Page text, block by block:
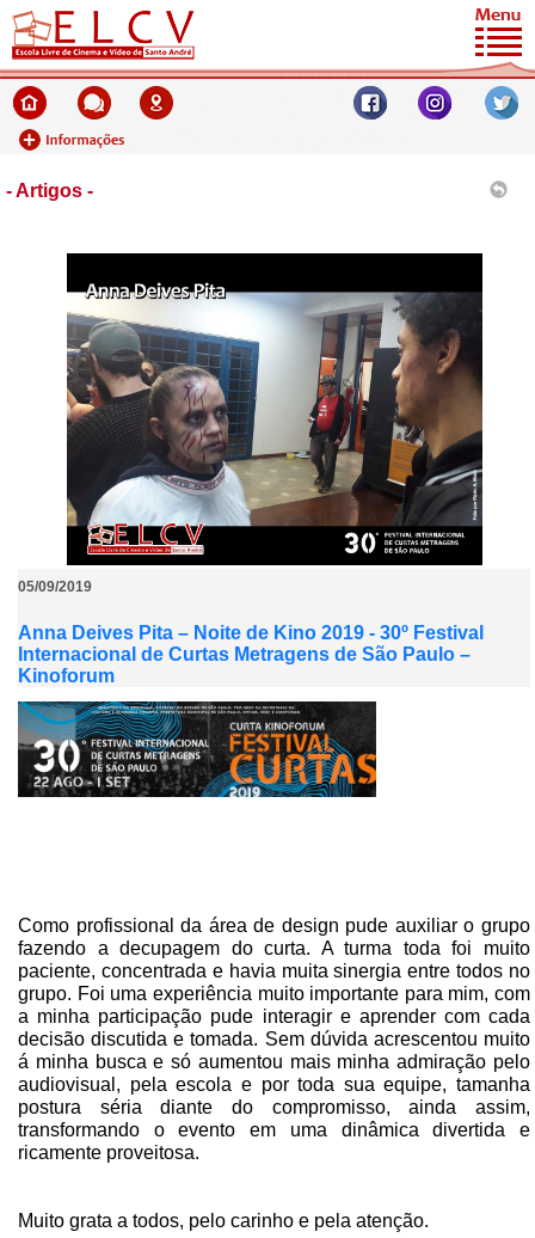
- Artigos -
05/09/2019
Anna Deives Pita – Noite de Kino 2019 - 30º Festival
Internacional de Curtas Metragens de São Paulo –
Kinoforum
Como profissional da área de design pude auxiliar o grupo
fazendo a decupagem do curta. A turma toda foi muito
paciente, concentrada e havia muita sinergia entre todos no
grupo. Foi uma experiência muito importante para mim, com
a minha participação pude interagir e aprender com cada
decisão discutida e tomada. Sem dúvida acrescentou muito
á minha busca e só aumentou mais minha admiração pelo
audiovisual, pela escola e por toda sua equipe, tamanha
postura séria diante do compromisso, ainda assim,
transformando o evento em uma dinâmica divertida e
ricamente proveitosa.
Muito grata a todos, pelo carinho e pela atenção.